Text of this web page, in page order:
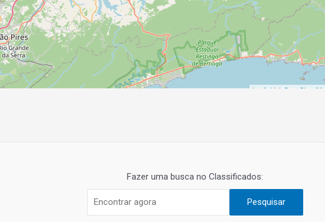
Leaflet | © OpenStreetMap
Fazer uma busca no Classificados:
Pesquisar